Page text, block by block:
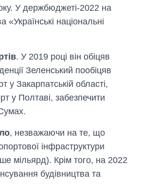
У держбюджеті-2022 на
«Українські національні
. У 2019 році він обіцяв
Зеленський пообіцяв
у Закарпатській області,
у Полтаві, забезпечити
, незважаючи на те, що
інфраструктури
мільярд). Крім того, на 2022
будівництва та